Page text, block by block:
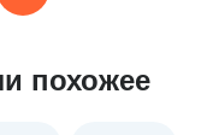
похожее